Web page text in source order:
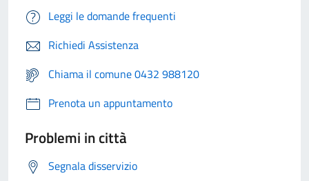
Leggi le domande frequenti
Richiedi Assistenza
Chiama il comune 0432 988120
Prenota un appuntamento
Problemi in città
Segnala disservizio